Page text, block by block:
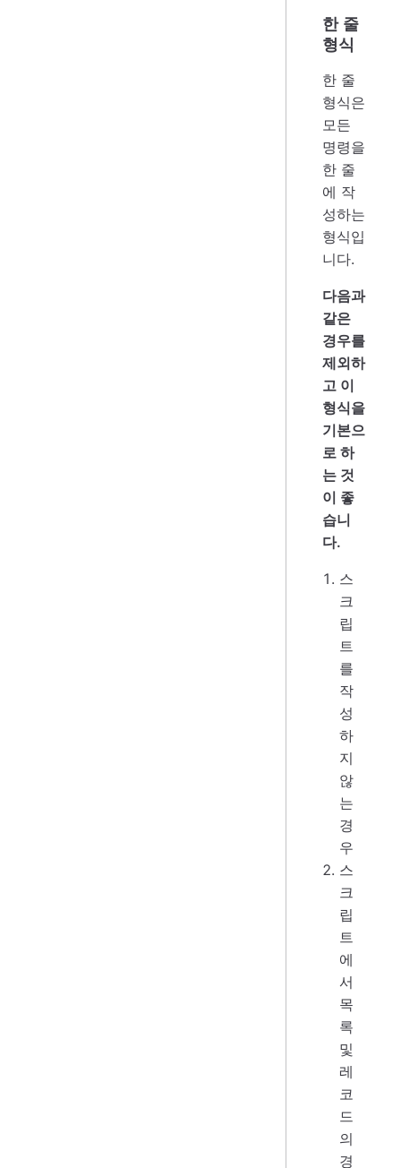
한 줄
형식
한 줄
형식은
모든
명령을
한 줄
에 작
성하는
형식입
니다.
다음과
같은
경우를
제외하
고 이
형식을
기본으
로 하
는 것
이 좋
습니
다.
스
크
립
트
를
작
성
하
지
않
는
경
우
스
크
립
트
에
서
목
록
및
레
코
드
의
경